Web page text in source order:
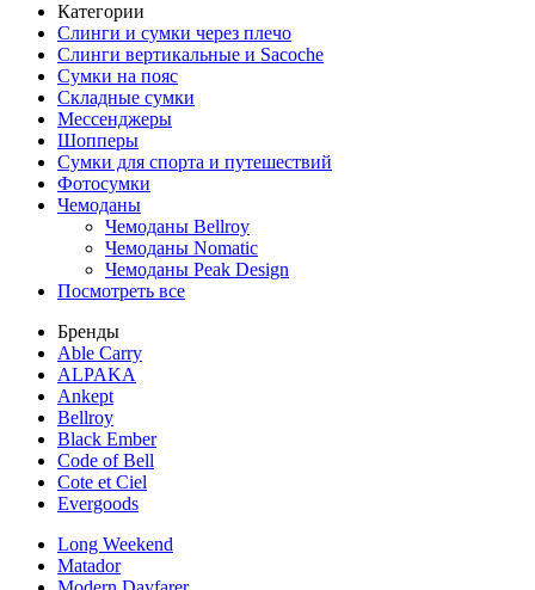
Категории
Слинги и сумки через плечо
Слинги вертикальные и Sacoche
Сумки на пояс
Складные сумки
Мессенджеры
Шопперы
Сумки для спорта и путешествий
Фотосумки
Чемоданы
Чемоданы Bellroy
Чемоданы Nomatic
Чемоданы Peak Design
Посмотреть все
Бренды
Able Carry
ALPAKA
Ankept
Bellroy
Black Ember
Code of Bell
Cote et Ciel
Evergoods
Long Weekend
Matador